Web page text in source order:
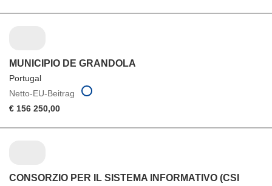
MUNICIPIO DE GRANDOLA
Portugal
Netto-EU-Beitrag
€ 156 250,00
CONSORZIO PER IL SISTEMA INFORMATIVO (CSI